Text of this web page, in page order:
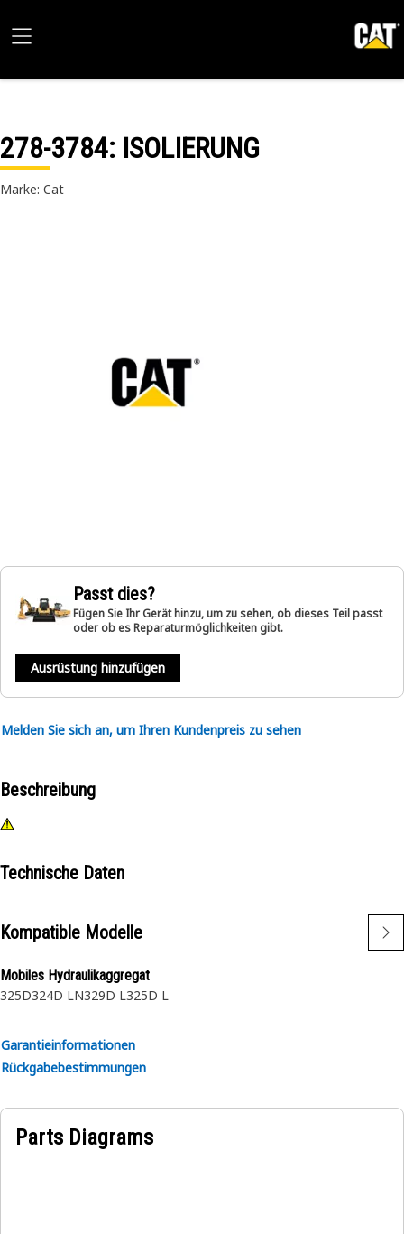
278-3784: ISOLIERUNG
Marke: Cat
Passt dies?
Fügen Sie Ihr Gerät hinzu, um zu sehen, ob dieses Teil passt
oder ob es Reparaturmöglichkeiten gibt.
Ausrüstung hinzufügen
Melden Sie sich an, um Ihren Kundenpreis zu sehen
Beschreibung
Technische Daten
Kompatible Modelle
Mobiles Hydraulikaggregat
325D324D LN329D L325D L
Garantieinformationen
Rückgabebestimmungen
Parts Diagrams